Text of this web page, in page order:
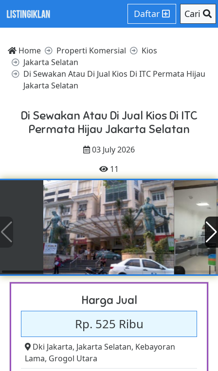
Daftar Cari
Home Properti Komersial
Kios
Jakarta Selatan
Di Sewakan Atau Di Jual Kios Di ITC Permata Hijau
Jakarta Selatan
Di Sewakan Atau Di Jual Kios Di ITC
Permata Hijau Jakarta Selatan
03 July 2026
11
Harga Jual
Rp. 525 Ribu
Dki Jakarta, Jakarta Selatan, Kebayoran
Lama, Grogol Utara